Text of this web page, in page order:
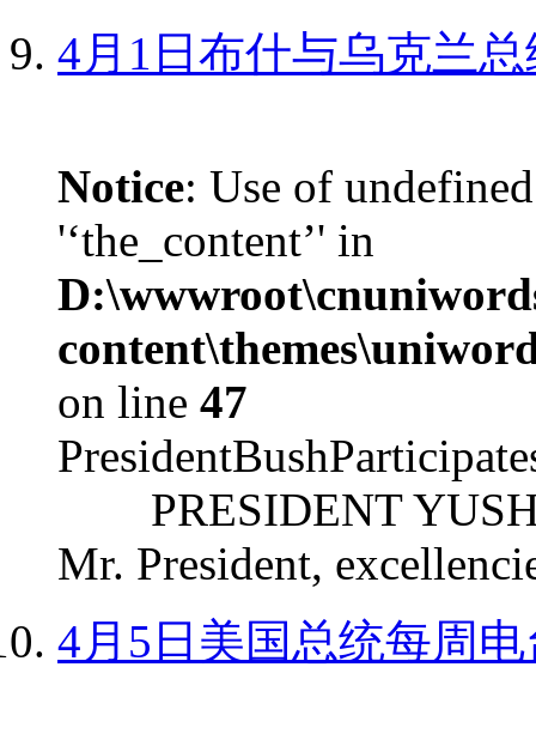
4月1日布什与乌克兰
Notice: Use of
'‘the_content’' in
on line 47
PRESIDENT
Mr. President,
4月5日美国总统每周